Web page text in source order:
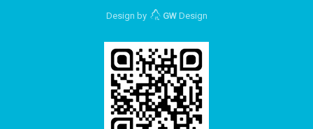
Design by GWDesign